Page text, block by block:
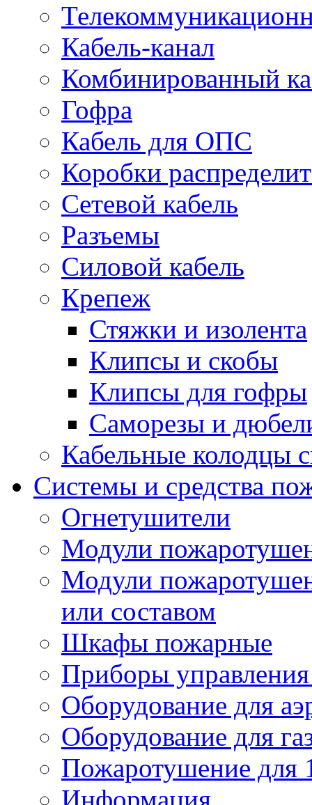
Кабель-канал
Комбинированный
Гофра
Кабель для ОПС
Коробки
Сетевой кабель
Разъемы
Силовой кабель
Крепеж
Стяжки и изолента
Клипсы и скобы
Клипсы для гофры
Саморезы и
Кабельные колодцы
Системы и средства
Огнетушители
Модули
Модули
или составом
Шкафы пожарные
Приборы
Оборудование для
Оборудование для
Пожаротушение для